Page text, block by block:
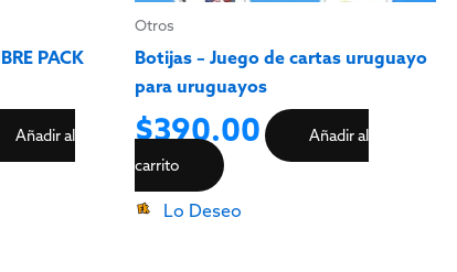
PACK
Añadir al
Otros
Botijas – Juego de cartas uruguayo
para uruguayos
$390.00
Añadir al
carrito
Lo Deseo